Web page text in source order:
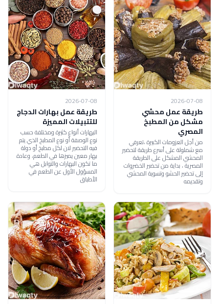
2026-07-08
طريقة عمل محشي
مشكل من المطبخ
المصري
من أجل العزومات الكبيرة ،تعرفي
مع شملولة على أسرع طريقة لتحضير
المحشي المشكل على الطريقة
المصرية ، بداية من تحضير الخضروات
إلى تحضير الحشو وتسوية المحشي
وتقديمه
2026-07-08
طريقة عمل بهارات الدجاج
للتتبيلات المميزة
البهارات أنواع كثيرة ومختلفة حسب
نوع الوصفة أو نوع المطبخ الذي يتم
فيه التحضير لان لكل مطبخ أو دولة
بهار معين يميزها في الطعم، وعادة
ما تكون البهارات والتوابل هي
المسؤول الأول عن الطعم في
الأطباق